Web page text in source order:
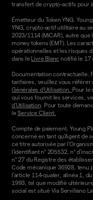
transfert de crypto-actifs pour
Émetteur du Token YNG.
YNG, crypto-actif utilitaire au
2023/1114 (MiCAR), autre que
money tokens (EMT). Les
opérationnelles et les risques
dans le Livre Blanc notifié le 17
Documentation contractuelle.
tarifaires, veuillez vous référer
Générales d'Utilisation. Pour le
qui vous fournit les services,
d'Utilisation. Pour toute
leService Client.
Compte de paiement. Young
concerné en tant qu'Agent de
ce titre autorisée par
l'identifiant n° 205532, n°
n° 27 du Registre des
Code mécanique 36928, tenu
l'article 114-quater, alinéa 1,
1993, tel que modifié
social est situé Via Serviliano